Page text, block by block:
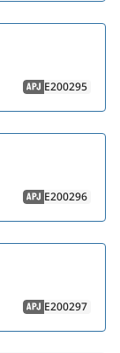
APJ E200295
APJ E200296
APJ E200297